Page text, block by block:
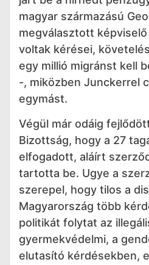
magyar származású
megválasztott
voltak kérései,
egy millió migránst kell
-, miközben Junckerrel
egymást.
Végül már odáig
Bizottság, hogy a 27
elfogadott, aláírt
tartotta be. Ugye a
szerepel, hogy tilos a
Magyarország több
politikát folytat az
gyermekvédelmi, a
elutasító kérdésekben,